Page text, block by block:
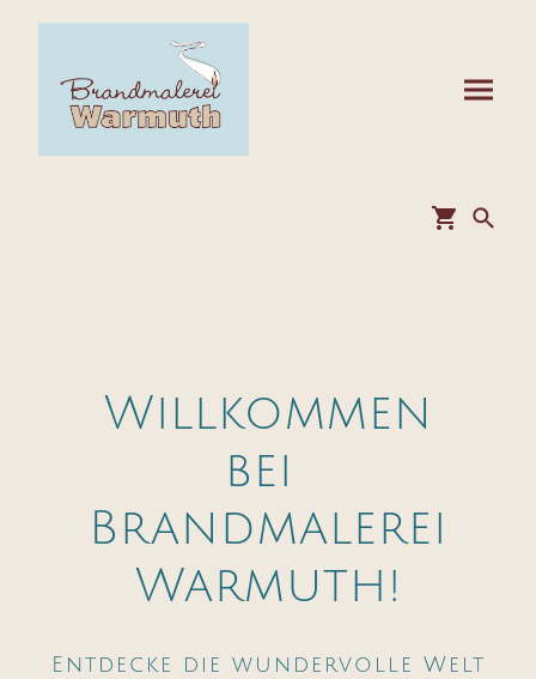
Willkommen
bei
Brandmalerei
Warmuth!
Entdecke die wundervolle Welt